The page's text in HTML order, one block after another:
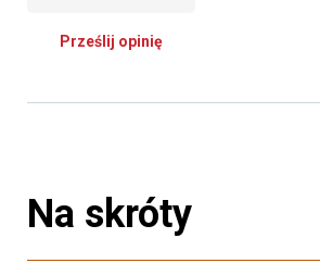
Prześlij opinię
Na skróty